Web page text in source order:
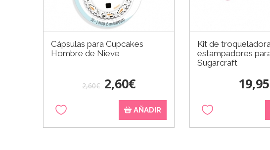
Cápsulas para Cupcakes
Hombre de Nieve
2,60€ 2,60€
AÑADIR
Kit de
estampadores
Sugarcraft